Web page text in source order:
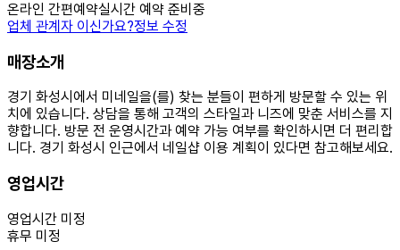
온라인 간편예약실시간 예약 준비중
업체 관계자 이신가요?정보 수정
매장소개
경기 화성시에서 미네일을(를) 찾는 분들이 편하게 방문할 수 있는 위
치에 있습니다. 상담을 통해 고객의 스타일과 니즈에 맞춘 서비스를 지
향합니다. 방문 전 운영시간과 예약 가능 여부를 확인하시면 더 편리합
니다. 경기 화성시 인근에서 네일샵 이용 계획이 있다면 참고해보세요.
영업시간
영업시간 미정
휴무 미정